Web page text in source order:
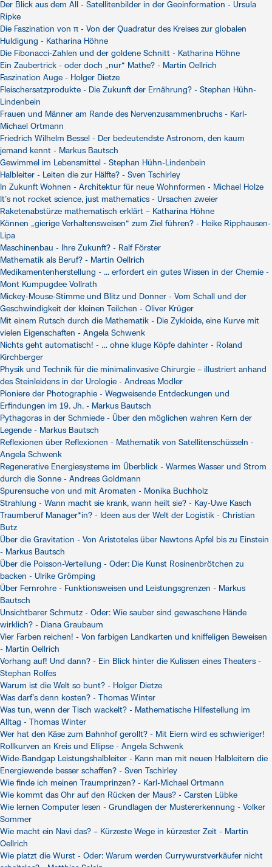
Der Blick aus dem All - Satellitenbilder in der Geoinformation - Ursula
Ripke
Die Faszination von π - Von der Quadratur des Kreises zur globalen
Huldigung - Katharina Höhne
Die Fibonacci-Zahlen und der goldene Schnitt - Katharina Höhne
Ein Zaubertrick - oder doch „nur“ Mathe? - Martin Oellrich
Faszination Auge - Holger Dietze
Fleischersatzprodukte - Die Zukunft der Ernährung? - Stephan Hühn-
Lindenbein
Frauen und Männer am Rande des Nervenzusammenbruchs - Karl-
Michael Ortmann
Friedrich Wilhelm Bessel - Der bedeutendste Astronom, den kaum
jemand kennt - Markus Bautsch
Gewimmel im Lebensmittel - Stephan Hühn-Lindenbein
Halbleiter - Leiten die zur Hälfte? - Sven Tschirley
In Zukunft Wohnen - Architektur für neue Wohnformen - Michael Holze
It’s not rocket science, just mathematics - Ursachen zweier
Raketenabstürze mathematisch erklärt – Katharina Höhne
Können „gierige Verhaltensweisen“ zum Ziel führen? - Heike Ripphausen-
Lipa
Maschinenbau - Ihre Zukunft? - Ralf Förster
Mathematik als Beruf? - Martin Oellrich
Medikamentenherstellung - ... erfordert ein gutes Wissen in der Chemie -
Mont Kumpugdee Vollrath
Mickey-Mouse-Stimme und Blitz und Donner - Vom Schall und der
Geschwindigkeit der kleinen Teilchen - Oliver Krüger
Mit einem Rutsch durch die Mathematik - Die Zykloide, eine Kurve mit
vielen Eigenschaften - Angela Schwenk
Nichts geht automatisch! - … ohne kluge Köpfe dahinter - Roland
Kirchberger
Physik und Technik für die minimalinvasive Chirurgie – illustriert anhand
des Steinleidens in der Urologie - Andreas Modler
Pioniere der Photographie - Wegweisende Entdeckungen und
Erfindungen im 19. Jh. - Markus Bautsch
Pythagoras in der Schmiede - Über den möglichen wahren Kern der
Legende - Markus Bautsch
Reflexionen über Reflexionen - Mathematik von Satellitenschüsseln -
Angela Schwenk
Regenerative Energiesysteme im Überblick - Warmes Wasser und Strom
durch die Sonne - Andreas Goldmann
Spurensuche von und mit Aromaten - Monika Buchholz
Strahlung - Wann macht sie krank, wann heilt sie? - Kay-Uwe Kasch
Traumberuf Manager*in? - Ideen aus der Welt der Logistik - Christian
Butz
Über die Gravitation - Von Aristoteles über Newtons Apfel bis zu Einstein
- Markus Bautsch
Über die Poisson-Verteilung - Oder: Die Kunst Rosinenbrötchen zu
backen - Ulrike Grömping
Über Fernrohre - Funktionsweisen und Leistungsgrenzen - Markus
Bautsch
Unsichtbarer Schmutz - Oder: Wie sauber sind gewaschene Hände
wirklich? - Diana Graubaum
Vier Farben reichen! - Von farbigen Landkarten und kniffeligen Beweisen
- Martin Oellrich
Vorhang auf! Und dann? - Ein Blick hinter die Kulissen eines Theaters -
Stephan Rolfes
Warum ist die Welt so bunt? - Holger Dietze
Was darf’s denn kosten? - Thomas Winter
Was tun, wenn der Tisch wackelt? - Mathematische Hilfestellung im
Alltag - Thomas Winter
Wer hat den Käse zum Bahnhof gerollt? - Mit Eiern wird es schwieriger!
Rollkurven an Kreis und Ellipse - Angela Schwenk
Wide-Bandgap Leistungshalbleiter - Kann man mit neuen Halbleitern die
Energiewende besser schaffen? - Sven Tschirley
Wie finde ich meinen Traumprinzen? - Karl-Michael Ortmann
Wie kommt das Ohr auf den Rücken der Maus? - Carsten Lübke
Wie lernen Computer lesen - Grundlagen der Mustererkennung - Volker
Sommer
Wie macht ein Navi das? – Kürzeste Wege in kürzester Zeit - Martin
Oellrich
Wie platzt die Wurst - Oder: Warum werden Currywurstverkäufer nicht